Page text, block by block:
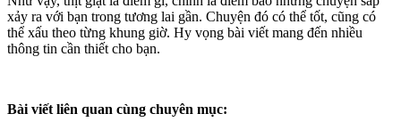
xảy ra với bạn trong tương lai gần. Chuyện đó có thể tốt, cũng có
thể xấu theo từng khung giờ. Hy vọng bài viết mang đến nhiều
thông tin cần thiết cho bạn.
Bài viết liên quan cùng chuyên mục: